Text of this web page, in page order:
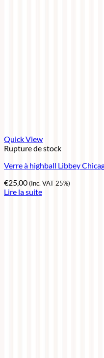
Quick View
Rupture de stock
Verre à highball Libbey
€25,00(Inc. VAT 25%)
Lire la suite